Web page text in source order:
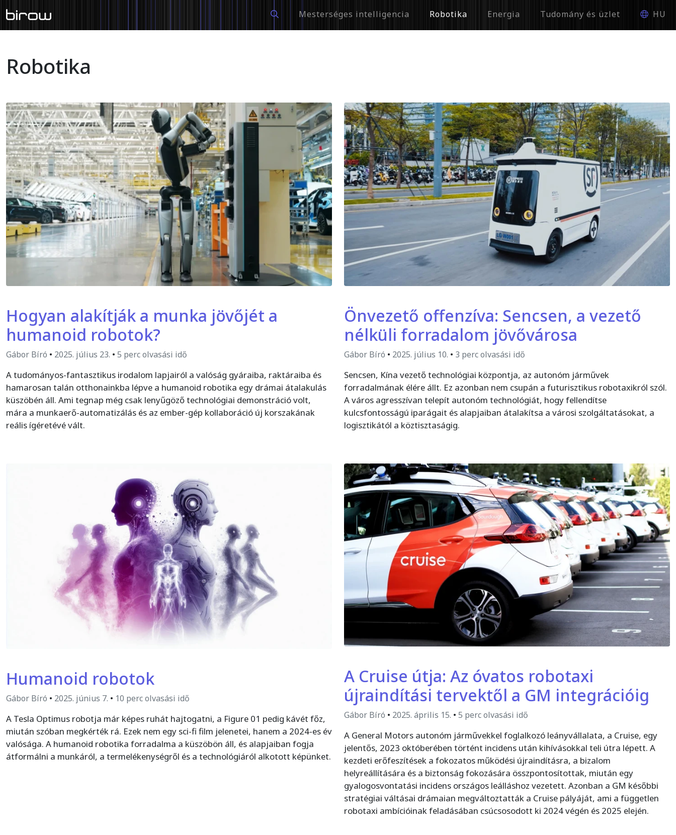
Mesterséges intelligencia Robotika Energia Tudomány és üzlet HU
Robotika
Hogyan alakítják a munka jövőjét a
humanoid robotok?
Gábor Bíró • 2025. július 23. • 5 perc olvasási idő
A tudományos-fantasztikus irodalom lapjairól a valóság gyáraiba, raktáraiba és
hamarosan talán otthonainkba lépve a humanoid robotika egy drámai átalakulás
küszöbén áll. Ami tegnap még csak lenyűgöző technológiai demonstráció volt,
mára a munkaerő-automatizálás és az ember-gép kollaboráció új korszakának
reális ígéretévé vált.
Önvezető offenzíva: Sencsen, a vezető
nélküli forradalom jövővárosa
Gábor Bíró • 2025. július 10. • 3 perc olvasási idő
Sencsen, Kína vezető technológiai központja, az autonóm járművek
forradalmának élére állt. Ez azonban nem csupán a futurisztikus robotaxikról szól.
A város agresszívan telepít autonóm technológiát, hogy fellendítse
kulcsfontosságú iparágait és alapjaiban átalakítsa a városi szolgáltatásokat, a
logisztikától a köztisztaságig.
Humanoid robotok
Gábor Bíró • 2025. június 7. • 10 perc olvasási idő
A Tesla Optimus robotja már képes ruhát hajtogatni, a Figure 01 pedig kávét főz,
miután szóban megkérték rá. Ezek nem egy sci-fi film jelenetei, hanem a 2024-es év
valósága. A humanoid robotika forradalma a küszöbön áll, és alapjaiban fogja
átformálni a munkáról, a termelékenységről és a technológiáról alkotott képünket.
A Cruise útja: Az óvatos robotaxi
újraindítási tervektől a GM integrációig
Gábor Bíró • 2025. április 15. • 5 perc olvasási idő
A General Motors autonóm járművekkel foglalkozó leányvállalata, a Cruise, egy
jelentős, 2023 októberében történt incidens után kihívásokkal teli útra lépett. A
kezdeti erőfeszítések a fokozatos működési újraindításra, a bizalom
helyreállítására és a biztonság fokozására összpontosítottak, miután egy
gyalogosvontatási incidens országos leálláshoz vezetett. Azonban a GM későbbi
stratégiai váltásai drámaian megváltoztatták a Cruise pályáját, ami a független
robotaxi ambícióinak feladásában csúcsosodott ki 2024 végén és 2025 elején.